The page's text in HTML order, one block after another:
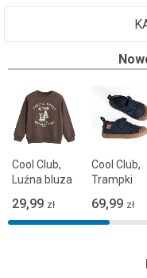
Akcesoria ›
Bielizna, skarpety ›
Bluzki ›
Bluzy, swetry ›
Buty ›
Cool Club,
Luźna bluza
brązowa
29,99 zł
Cool Club,
Trampki
granatowe,
Zdrowa
69,99 zł